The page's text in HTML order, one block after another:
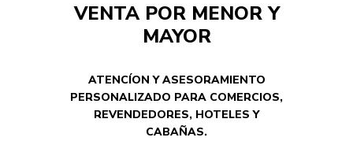
VENTA POR MENOR Y
MAYOR
ATENCÍON Y ASESORAMIENTO
PERSONALIZADO PARA COMERCIOS,
REVENDEDORES, HOTELES Y
CABAÑAS.